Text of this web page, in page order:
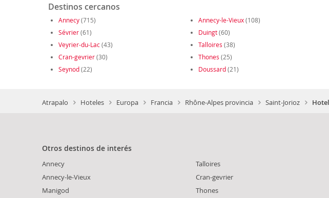
Destinos cercanos
Annecy(715) Annecy-le-Vieux(108)
Sévrier(61) Duingt(60)
Veyrier-du-Lac(43) Talloires (38)
Cran-gevrier(30) Thones (25)
Seynod(22) Doussard(21)
Atrapalo Hoteles Europa Francia Rhône-Alpes provincia Saint-Jorioz
Otros destinos de interés
Annecy
Annecy-le-Vieux
Manigod
Talloires
Cran-gevrier
Thones